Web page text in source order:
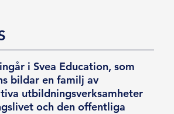
i Svea Education, som
bildar en familj av
utbildningsverksamheter
och den offentliga